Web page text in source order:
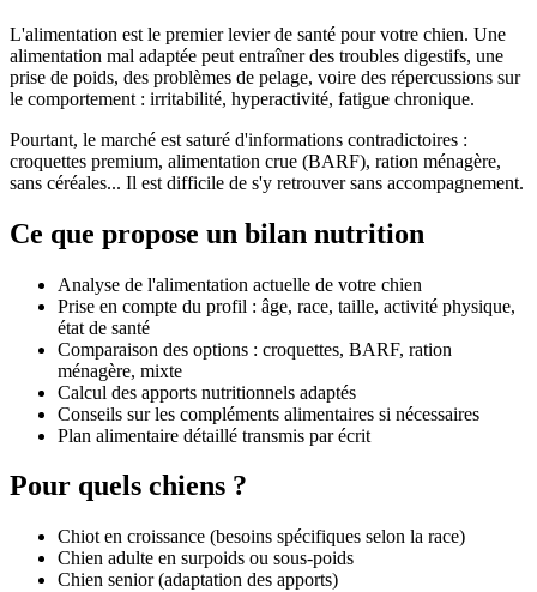
L'alimentation est le premier levier de santé pour votre chien. Une
alimentation mal adaptée peut entraîner des troubles digestifs, une
prise de poids, des problèmes de pelage, voire des répercussions sur
le comportement : irritabilité, hyperactivité, fatigue chronique.
Pourtant, le marché est saturé d'informations contradictoires :
croquettes premium, alimentation crue (BARF), ration ménagère,
sans céréales... Il est difficile de s'y retrouver sans accompagnement.
Ce que propose un bilan nutrition
Analyse de l'alimentation actuelle de votre chien
Prise en compte du profil : âge, race, taille, activité physique,
état de santé
Comparaison des options : croquettes, BARF, ration
ménagère, mixte
Calcul des apports nutritionnels adaptés
Conseils sur les compléments alimentaires si nécessaires
Plan alimentaire détaillé transmis par écrit
Pour quels chiens ?
Chiot en croissance (besoins spécifiques selon la race)
Chien adulte en surpoids ou sous-poids
Chien senior (adaptation des apports)